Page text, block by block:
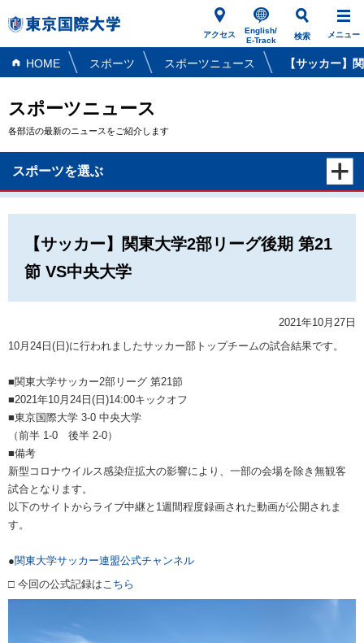
アクセス
English/
E-Track
検索 メニュー
HOME スポーツ スポーツニュース 【サッカー】
スポーツニュース
各部活の最新のニュースをご紹介します
スポーツを選ぶ
【サッカー】関東大学2部リーグ後期 第21
節 VS中央大学
2021年10月27日
10月24日(日)に行われましたサッカー部トップチームの試合結果です。
■関東大学サッカー2部リーグ 第21節
■2021年10月24日(日)14:00キックオフ
■東京国際大学 3-0 中央大学
（前半 1-0 後半 2-0）
■備考
新型コロナウイルス感染症拡大の影響により、一部の会場を除き無観客
試合となります。
以下のサイトからライブ中継と1週間程度録画された動画が公開されま
す。
●関東大学サッカー連盟公式チャンネル
□ 今回の公式記録はこちら